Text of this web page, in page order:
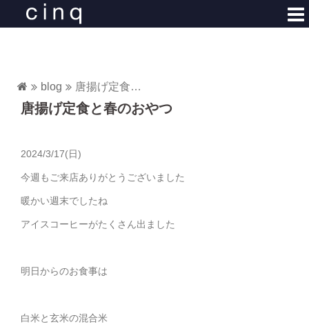
blog 唐揚げ定食と春のおやつ
唐揚げ定食と春のおやつ
2024/3/17(日)
今週もご来店ありがとうございました
暖かい週末でしたね
アイスコーヒーがたくさん出ました
明日からのお食事は
白米と玄米の混合米